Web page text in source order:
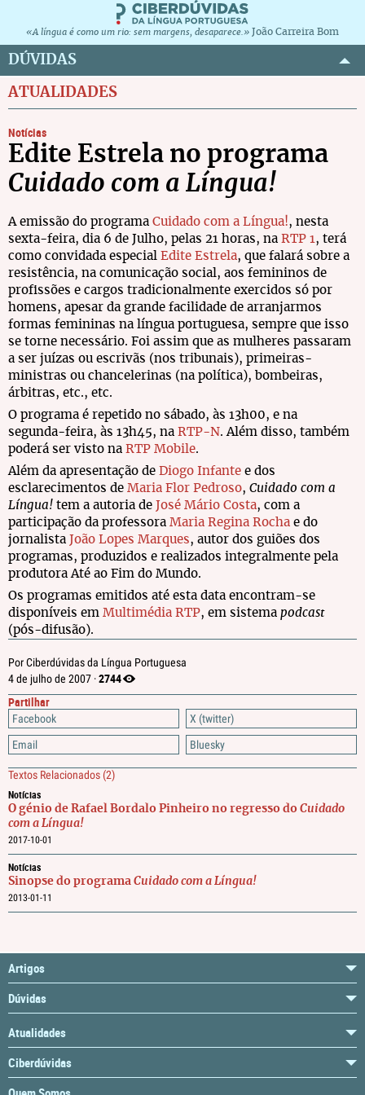
«A língua é como um rio: sem margens, desaparece.» João Carreira Bom
DÚVIDAS
ATUALIDADES
Por Ciberdúvidas da Língua Portuguesa
4 de julho de 2007 ·2744
Partilhar
Facebook
X (twitter)
Email
Bluesky
Textos Relacionados (2)
Notícias
O génio de Rafael Bordalo Pinheiro no regresso do Cuidado
com a Língua!
2017-10-01
Notícias
Sinopse do programa Cuidado com a Língua!
2013-01-11
Notícias
Edite Estrela no programa
Cuidado com a Língua!
A emissão do programa Cuidado com a Língua!, nesta
sexta-feira, dia 6 de Julho, pelas 21 horas, na RTP 1, terá
como convidada especial Edite Estrela, que falará sobre a
resistência, na comunicação social, aos femininos de
profissões e cargos tradicionalmente exercidos só por
homens, apesar da grande facilidade de arranjarmos
formas femininas na língua portuguesa, sempre que isso
se torne necessário. Foi assim que as mulheres passaram
a ser juízas ou escrivãs (nos tribunais), primeiras-
ministras ou chancelerinas (na política), bombeiras,
árbitras, etc., etc.
O programa é repetido no sábado, às 13h00, e na
segunda-feira, às 13h45, na RTP-N . Além disso, também
poderá ser visto na RTP Mobile.
Além da apresentação de Diogo Infante e dos
esclarecimentos de Maria Flor Pedroso, Cuidado com a
Língua! tem a autoria de José Mário Costa, com a
participação da professora Maria Regina Rocha e do
jornalista João Lopes Marques, autor dos guiões dos
programas, produzidos e realizados integralmente pela
produtora Até ao Fim do Mundo.
Os programas emitidos até esta data encontram-se
disponíveis em Multimédia RTP, em sistema podcast
(pós-difusão).
Artigos
Dúvidas
Atualidades
Ciberdúvidas